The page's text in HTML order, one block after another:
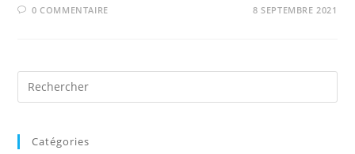
0 COMMENTAIRE 8 SEPTEMBRE 2021
Rechercher
sur
siteCatégories